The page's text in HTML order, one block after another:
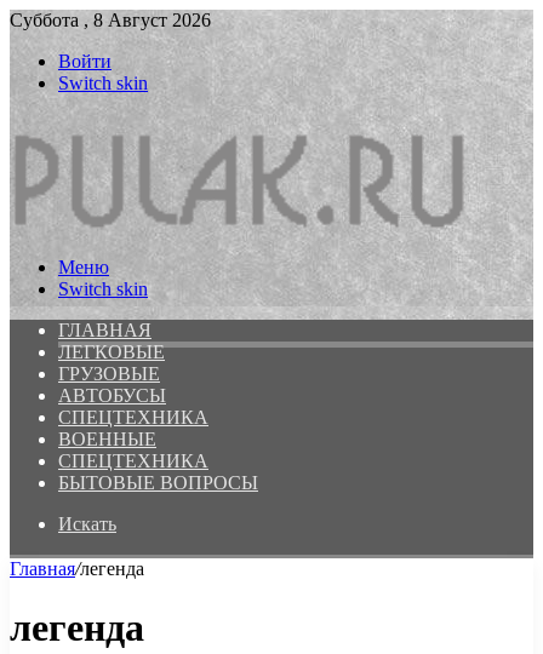
Суббота , 8 Август 2026
Войти
Switch skin
Меню
Switch skin
ГЛАВНАЯ
ЛЕГКОВЫЕ
ГРУЗОВЫЕ
АВТОБУСЫ
СПЕЦТЕХНИКА
ВОЕННЫЕ
СПЕЦТЕХНИКА
БЫТОВЫЕ ВОПРОСЫ
Искать
Главная/легенда
легенда